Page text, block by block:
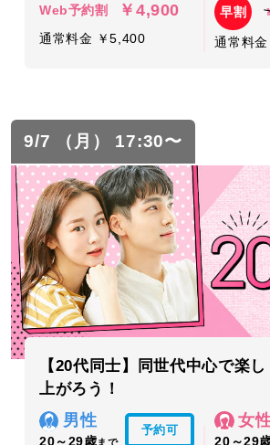
Web予約割 ￥4,900
通常料金 ￥5,400
早割
通常料
9/7 （月） 17:30〜
【20代同士】同世代中心で楽し
上がろう！
男性
20～29歳まで
予約可
女
20～29